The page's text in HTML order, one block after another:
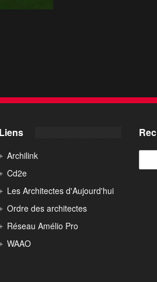
Liens
Archilink
Cd2e
Les Architectes d'Aujourd'hui
Ordre des architectes
Réseau Amélio Pro
WAAO